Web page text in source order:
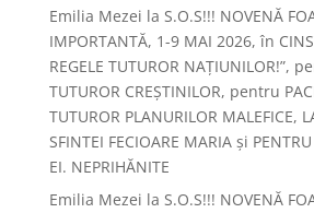
Emilia Mezei la S.O.S!!! NOVENĂ
IMPORTANTĂ, 1-9 MAI 2026, în
REGELE TUTUROR NAȚIUNILOR!”,
TUTUROR CREȘTINILOR, pentru
TUTUROR PLANURILOR MALEFICE,
SFINTEI FECIOARE MARIA și
EI. NEPRIHĂNITE
Emilia Mezei la S.O.S!!! NOVENĂ